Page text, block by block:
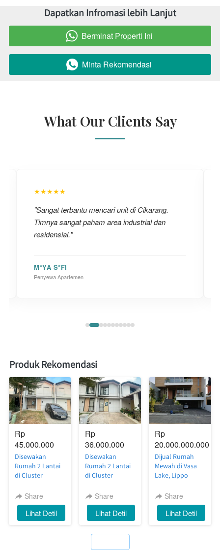
Dapatkan Infromasi lebih Lanjut
` Berminat Properti Ini
` Minta Rekomendasi
What Our Clients Say
★★★★★
"Sangat terbantu mencari unit di Cikarang.
Timnya sangat paham area industrial dan
residensial."
M*YA S*FI
Penyewa Apartemen
Produk Rekomendasi
Rp
45.000.000
Disewakan
Rumah 2 Lantai
di Cluster
Waterfront
Estate, Lippo
Cikarang — Luas,
Nyaman, Siap
Share
`Lihat Detil
Rp
36.000.000
Disewakan
Rumah 2 Lantai
di Cluster
Waterfront
Estate, Lippo
Cikarang —
Nyaman, Rapi,
Share
`
Lihat Detil
Rp
20.000.000.000
Dijual Rumah
Mewah di Vasa
Lake, Lippo
Furnish, Siap
Huni dengan
Private
Swimming Pool
Share
`Lihat Detil